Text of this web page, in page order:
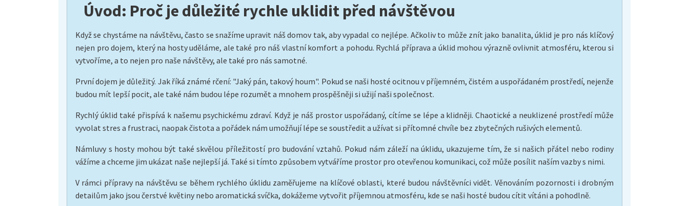
Úvod: Proč je důležité rychle uklidit před návštěvou
Když se chystáme na návštěvu, často se snažíme upravit náš domov tak, aby vypadal co nejlépe. Ačkoliv to může znít jako banalita, úklid je pro nás klíčový
nejen pro dojem, který na hosty uděláme, ale také pro náš vlastní komfort a pohodu. Rychlá příprava a úklid mohou výrazně ovlivnit atmosféru, kterou si
vytvoříme, a to nejen pro naše návštěvy, ale také pro nás samotné.
První dojem je důležitý. Jak říká známé rčení: "Jaký pán, takový houm". Pokud se naši hosté ocitnou v příjemném, čistém a uspořádaném prostředí, nejenže
budou mít lepší pocit, ale také nám budou lépe rozumět a mnohem prospěšněji si užijí naši společnost.
Rychlý úklid také přispívá k našemu psychickému zdraví. Když je náš prostor uspořádaný, cítíme se lépe a klidněji. Chaotické a neuklizené prostředí může
vyvolat stres a frustraci, naopak čistota a pořádek nám umožňují lépe se soustředit a užívat si přítomné chvíle bez zbytečných rušivých elementů.
Námluvy s hosty mohou být také skvělou příležitostí pro budování vztahů. Pokud nám záleží na úklidu, ukazujeme tím, že si našich přátel nebo rodiny
vážíme a chceme jim ukázat naše nejlepší já. Také si tímto způsobem vytváříme prostor pro otevřenou komunikaci, což může posílit naším vazby s nimi.
V rámci přípravy na návštěvu se během rychlého úklidu zaměřujeme na klíčové oblasti, které budou návštěvníci vidět. Věnováním pozornosti i drobným
detailům jako jsou čerstvé květiny nebo aromatická svíčka, dokážeme vytvořit příjemnou atmosféru, kde se naši hosté budou cítit vítáni a pohodlně.